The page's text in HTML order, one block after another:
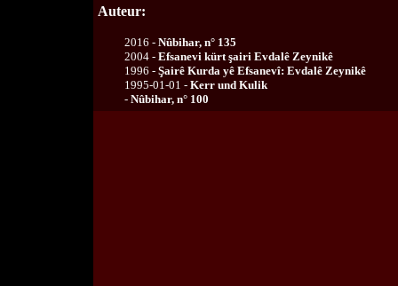
Auteur:
2016 - Nûbihar, n° 135
2004 - Efsanevi kürt şairi Evdalê Zeynikê
1996 - Şairê Kurda yê Efsanevî: Evdalê Zeynikê
1995-01-01 - Kerr und Kulik
- Nûbihar, n° 100